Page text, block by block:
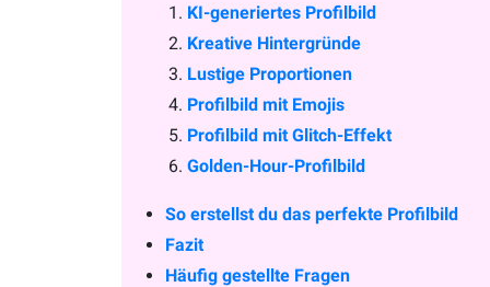
KI-generiertes Profilbild
Kreative Hintergründe
Lustige Proportionen
Profilbild mit Emojis
Profilbild mit Glitch-Effekt
Golden-Hour-Profilbild
So erstellst du das perfekte Profilbild
Fazit
Häufig gestellte Fragen